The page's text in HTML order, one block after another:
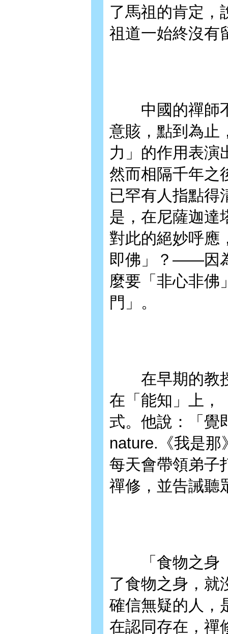
了馬祖的肯定，
祖道一始終沒有
中國的禪師不
意賅，點到為止
力」的作用表演
然而相隔千年之
已罕有人指點得
是，在尼薩迦達
對此的絕妙呼應
即佛」？——因
麼要「非心非
門」。
在早期的教授
在「能知」上，
式。他說：「覺
nature.《我是
每天會帶領弟子
禪修，並告誡聽
「食物之身（
了食物之身，就
確信無疑的人，
在認同存在，禪